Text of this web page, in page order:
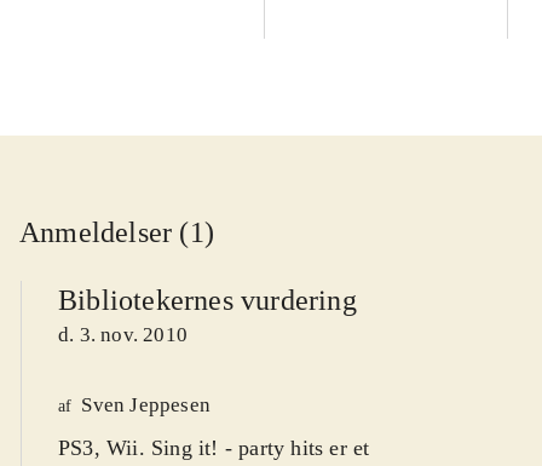
Anmeldelser (1)
Bibliotekernes vurdering
d. 3. nov. 2010
af Sven Jeppesen
PS3, Wii. Sing it! - party hits er et